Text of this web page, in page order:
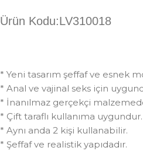
Ürün Kodu:LV310018
* Yeni tasarım şeffaf ve esnek
* Anal ve vajinal seks için
* İnanılmaz gerçekçi
* Çift taraflı kullanıma uygundur.
* Aynı anda 2 kişi kullanabilir.
* Şeffaf ve realistik yapıdadır.